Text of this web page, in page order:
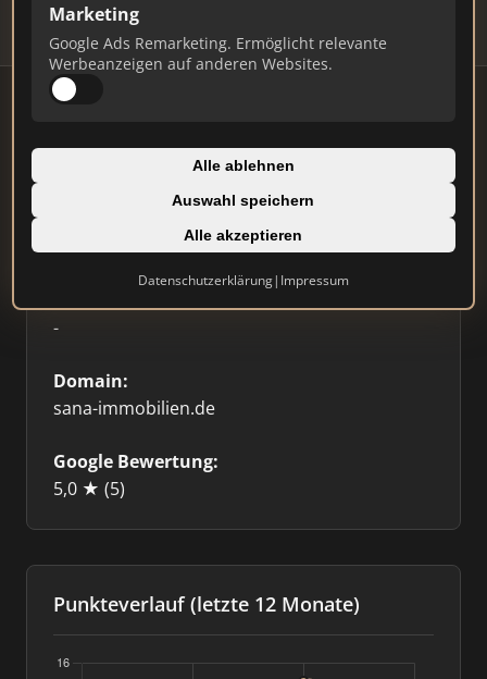
Marketing
Google Ads Remarketing. Ermöglicht relevante
Werbeanzeigen auf anderen Websites.
Alle ablehnen
Auswahl speichern
Alle akzeptieren
Datenschutzerklärung| Impressum
Einzelner Makler
-
Domain:
sana-immobilien.de
Google Bewertung:
5,0 ★ (5)
Punkteverlauf (letzte 12 Monate)